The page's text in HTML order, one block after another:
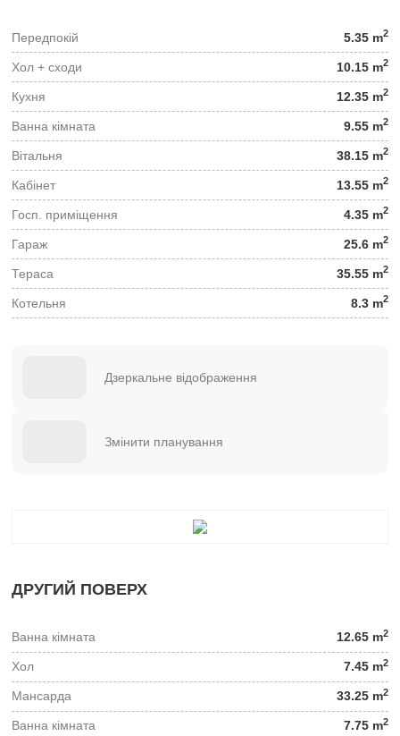
Передпокій 5.35 m2
Хол + сходи 10.15 m2
Кухня 12.35 m2
Ванна кімната 9.55 m2
Вітальня 38.15 m2
Кабінет 13.55 m2
Госп. приміщення 4.35 m2
Гараж 25.6 m2
Тераса 35.55 m2
Котельня 8.3 m2
Дзеркальне відображення
Змінити планування
ДРУГИЙ ПОВЕРХ
Ванна кімната 12.65 m2
Хол 7.45 m2
Мансарда 33.25 m2
Ванна кімната 7.75 m2